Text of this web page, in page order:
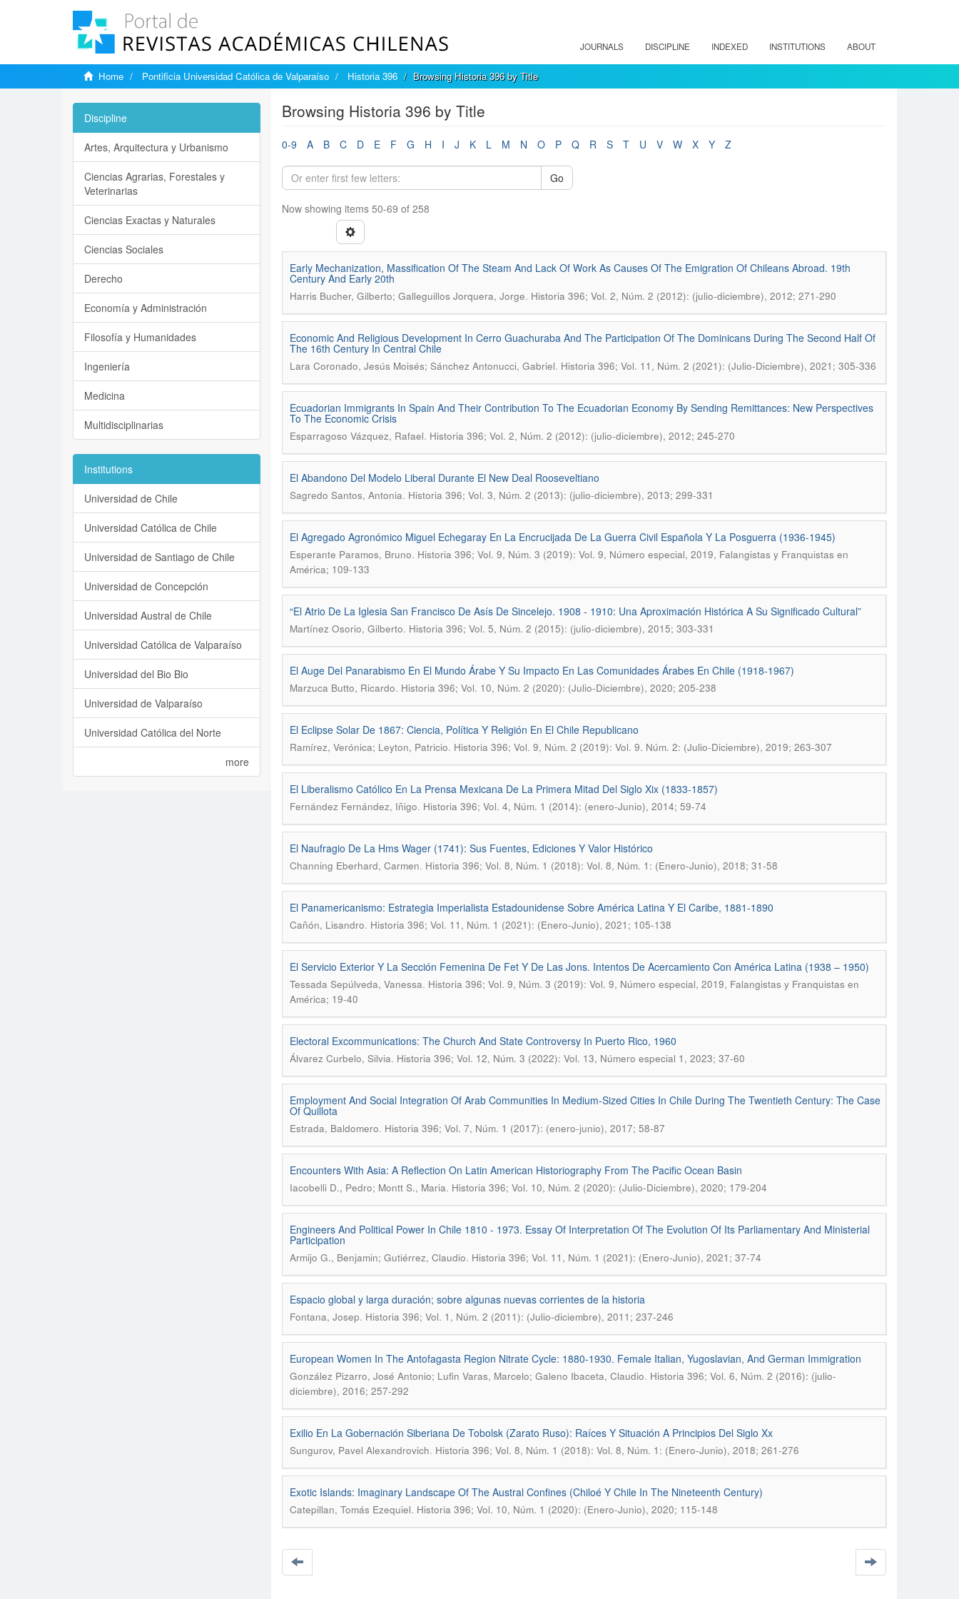
JOURNALS DISCIPLINE INDEXED INSTITUTIONS ABOUT
Home Pontificia Universidad Católica de Valparaíso Historia 396 Browsing Historia 396 by Title
Browsing Historia 396 by Title
0-9 A B C D E F G H I J K L M N O P Q R S T U V W X Y Z
Go
Now showing items 50-69 of 258
Early Mechanization, Massification Of The Steam And Lack Of Work As Causes Of The Emigration Of Chileans Abroad. 19th
Century And Early 20th
Harris Bucher, Gilberto; Galleguillos Jorquera, Jorge. Historia 396; Vol. 2, Núm. 2 (2012): (julio-diciembre), 2012; 271-290
Economic And Religious Development In Cerro Guachuraba And The Participation Of The Dominicans During The Second Half Of
The 16th Century In Central Chile
Lara Coronado, Jesús Moisés; Sánchez Antonucci, Gabriel. Historia 396; Vol. 11, Núm. 2 (2021): (Julio-Diciembre), 2021; 305-336
Ecuadorian Immigrants In Spain And Their Contribution To The Ecuadorian Economy By Sending Remittances: New Perspectives
To The Economic Crisis
Esparragoso Vázquez, Rafael. Historia 396; Vol. 2, Núm. 2 (2012): (julio-diciembre), 2012; 245-270
El Abandono Del Modelo Liberal Durante El New Deal Rooseveltiano
Sagredo Santos, Antonia. Historia 396; Vol. 3, Núm. 2 (2013): (julio-diciembre), 2013; 299-331
El Agregado Agronómico Miguel Echegaray En La Encrucijada De La Guerra Civil Española Y La Posguerra (1936-1945)
Esperante Paramos, Bruno. Historia 396; Vol. 9, Núm. 3 (2019): Vol. 9, Número especial, 2019, Falangistas y Franquistas en
América; 109-133
“El Atrio De La Iglesia San Francisco De Asís De Sincelejo. 1908 - 1910: Una Aproximación Histórica A Su Significado Cultural”
Martínez Osorio, Gilberto. Historia 396; Vol. 5, Núm. 2 (2015): (julio-diciembre), 2015; 303-331
El Auge Del Panarabismo En El Mundo Árabe Y Su Impacto En Las Comunidades Árabes En Chile (1918-1967)
Marzuca Butto, Ricardo. Historia 396; Vol. 10, Núm. 2 (2020): (Julio-Diciembre), 2020; 205-238
El Eclipse Solar De 1867: Ciencia, Política Y Religión En El Chile Republicano
Ramírez, Verónica; Leyton, Patricio. Historia 396; Vol. 9, Núm. 2 (2019): Vol. 9. Núm. 2: (Julio-Diciembre), 2019; 263-307
El Liberalismo Católico En La Prensa Mexicana De La Primera Mitad Del Siglo Xix (1833-1857)
Fernández Fernández, Iñigo. Historia 396; Vol. 4, Núm. 1 (2014): (enero-Junio), 2014; 59-74
El Naufragio De La Hms Wager (1741): Sus Fuentes, Ediciones Y Valor Histórico
Channing Eberhard, Carmen. Historia 396; Vol. 8, Núm. 1 (2018): Vol. 8, Núm. 1: (Enero-Junio), 2018; 31-58
El Panamericanismo: Estrategia Imperialista Estadounidense Sobre América Latina Y El Caribe, 1881-1890
Cañón, Lisandro. Historia 396; Vol. 11, Núm. 1 (2021): (Enero-Junio), 2021; 105-138
El Servicio Exterior Y La Sección Femenina De Fet Y De Las Jons. Intentos De Acercamiento Con América Latina (1938 – 1950)
Tessada Sepúlveda, Vanessa. Historia 396; Vol. 9, Núm. 3 (2019): Vol. 9, Número especial, 2019, Falangistas y Franquistas en
América; 19-40
Electoral Excommunications: The Church And State Controversy In Puerto Rico, 1960
Álvarez Curbelo, Silvia. Historia 396; Vol. 12, Núm. 3 (2022): Vol. 13, Número especial 1, 2023; 37-60
Employment And Social Integration Of Arab Communities In Medium-Sized Cities In Chile During The Twentieth Century: The Case
Of Quillota
Estrada, Baldomero. Historia 396; Vol. 7, Núm. 1 (2017): (enero-junio), 2017; 58-87
Encounters With Asia: A Reflection On Latin American Historiography From The Pacific Ocean Basin
Iacobelli D., Pedro; Montt S., Maria. Historia 396; Vol. 10, Núm. 2 (2020): (Julio-Diciembre), 2020; 179-204
Engineers And Political Power In Chile 1810 - 1973. Essay Of Interpretation Of The Evolution Of Its Parliamentary And Ministerial
Participation
Armijo G., Benjamin; Gutiérrez, Claudio. Historia 396; Vol. 11, Núm. 1 (2021): (Enero-Junio), 2021; 37-74
Espacio global y larga duración; sobre algunas nuevas corrientes de la historia
Fontana, Josep. Historia 396; Vol. 1, Núm. 2 (2011): (Julio-diciembre), 2011; 237-246
European Women In The Antofagasta Region Nitrate Cycle: 1880-1930. Female Italian, Yugoslavian, And German Immigration
González Pizarro, José Antonio; Lufin Varas, Marcelo; Galeno Ibaceta, Claudio. Historia 396; Vol. 6, Núm. 2 (2016): (julio-
diciembre), 2016; 257-292
Exilio En La Gobernación Siberiana De Tobolsk (Zarato Ruso): Raíces Y Situación A Principios Del Siglo Xx
Sungurov, Pavel Alexandrovich. Historia 396; Vol. 8, Núm. 1 (2018): Vol. 8, Núm. 1: (Enero-Junio), 2018; 261-276
Exotic Islands: Imaginary Landscape Of The Austral Confines (Chiloé Y Chile In The Nineteenth Century)
Catepillan, Tomás Ezequiel. Historia 396; Vol. 10, Núm. 1 (2020): (Enero-Junio), 2020; 115-148
Discipline
Artes, Arquitectura y Urbanismo
Ciencias Agrarias, Forestales y
Veterinarias
Ciencias Exactas y Naturales
Ciencias Sociales
Derecho
Economía y Administración
Filosofía y Humanidades
Ingeniería
Medicina
Multidisciplinarias
Institutions
Universidad de Chile
Universidad Católica de Chile
Universidad de Santiago de Chile
Universidad de Concepción
Universidad Austral de Chile
Universidad Católica de Valparaíso
Universidad del Bio Bio
Universidad de Valparaíso
Universidad Católica del Norte
more